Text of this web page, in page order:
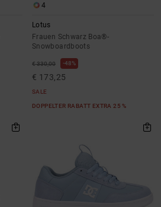
4
Lotus
Frauen Schwarz Boa®-
Snowboardboots
€ 330,00 48%
€ 173,25
SALE
DOPPELTER RABATT EXTRA 25 %